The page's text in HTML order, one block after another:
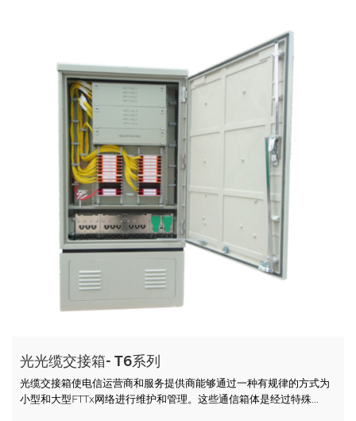
光光缆交接箱- T6系列
光缆交接箱使电信运营商和服务提供商能够通过一种有规律的方式为
小型和大型FTTx网络进行维护和管理。这些通信箱体是经过特殊...